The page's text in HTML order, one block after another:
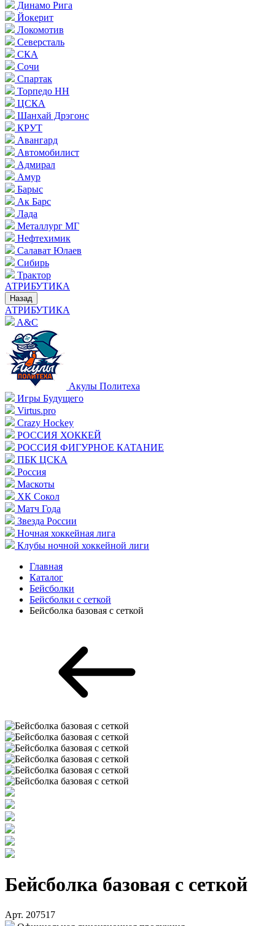
Динамо Рига
Йокерит
Локомотив
Северсталь
СКА
Сочи
Спартак
Торпедо НН
ЦСКА
Шанхай Дрэгонс
КРУТ
Авангард
Автомобилист
Адмирал
Амур
Барыс
Ак Барс
Лада
Металлург МГ
Нефтехимик
Салават Юлаев
Сибирь
Трактор
АТРИБУТИКА
Назад
АТРИБУТИКА
A&C
Акулы Политеха
Игры Будущего
Virtus.pro
Crazy Hockey
РОССИЯ ХОККЕЙ
РОССИЯ ФИГУРНОЕ КАТАНИЕ
ПБК ЦСКА
Россия
Маскоты
ХК Сокол
Матч Года
Звезда России
Ночная хоккейная лига
Клубы ночной хоккейной лиги
Главная
Каталог
Бейсболки
Бейсболки с сеткой
Бейсболка базовая с сеткой
Бейсболка базовая с сеткой
Арт. 207517